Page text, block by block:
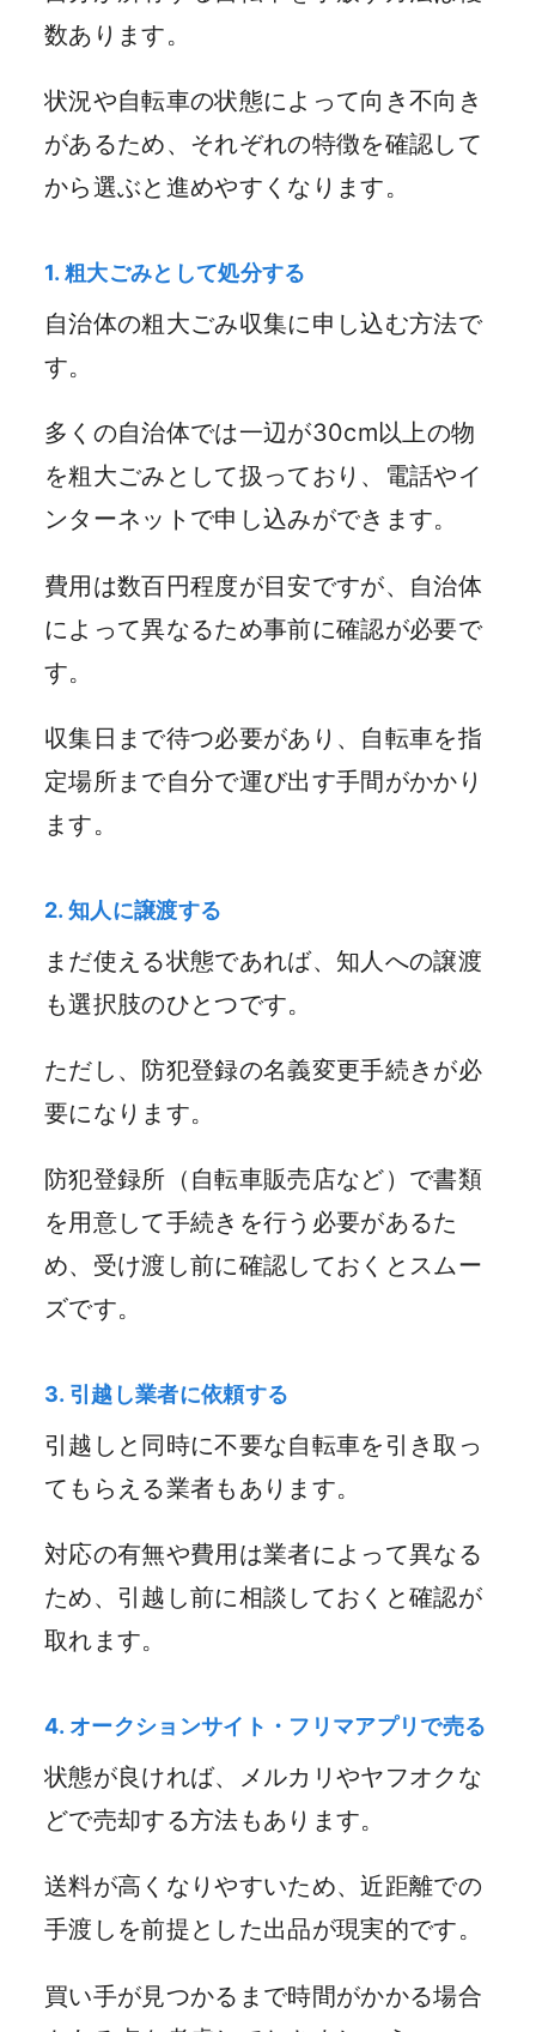
数あります。
状況や自転車の状態によって向き不向き
があるため、それぞれの特徴を確認して
から選ぶと進めやすくなります。
1. 粗大ごみとして処分する
自治体の粗大ごみ収集に申し込む方法で
す。
多くの自治体では一辺が30cm以上の物
を粗大ごみとして扱っており、電話やイ
ンターネットで申し込みができます。
費用は数百円程度が目安ですが、自治体
によって異なるため事前に確認が必要で
す。
収集日まで待つ必要があり、自転車を指
定場所まで自分で運び出す手間がかかり
ます。
2. 知人に譲渡する
まだ使える状態であれば、知人への譲渡
も選択肢のひとつです。
ただし、防犯登録の名義変更手続きが必
要になります。
防犯登録所（自転車販売店など）で書類
を用意して手続きを行う必要があるた
め、受け渡し前に確認しておくとスムー
ズです。
3. 引越し業者に依頼する
引越しと同時に不要な自転車を引き取っ
てもらえる業者もあります。
対応の有無や費用は業者によって異なる
ため、引越し前に相談しておくと確認が
取れます。
4. オークションサイト・フリマアプリで売る
状態が良ければ、メルカリやヤフオクな
どで売却する方法もあります。
送料が高くなりやすいため、近距離での
手渡しを前提とした出品が現実的です。
買い手が見つかるまで時間がかかる場合